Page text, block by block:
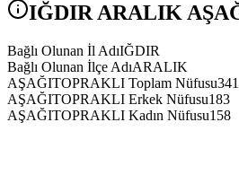
IĞDIR ARALIK
Bağlı Olunan İl AdıIĞDIR
Bağlı Olunan İlçe AdıARALIK
AŞAĞITOPRAKLI Toplam Nüfusu341
AŞAĞITOPRAKLI Erkek Nüfusu183
AŞAĞITOPRAKLI Kadın Nüfusu158